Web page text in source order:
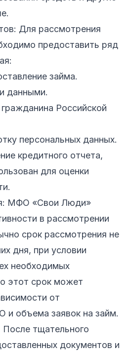
Для рассмотрения
предоставить ряд
займа.
данными.
Российской
персональных данных.
кредитного отчета,
для оценки
МФО «Свои Люди»
в рассмотрении
срок рассмотрения не
дня, при условии
необходимых
этот срок может
от
и объема заявок на займ.
тщательного
документов и